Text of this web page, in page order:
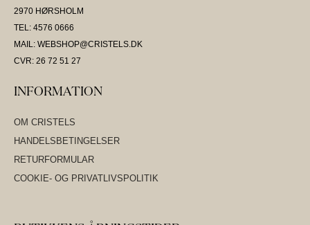
2970 HØRSHOLM
TEL: 4576 0666
MAIL: WEBSHOP@CRISTELS.DK
CVR: 26 72 51 27
INFORMATION
OM CRISTELS
HANDELSBETINGELSER
RETURFORMULAR
COOKIE- OG PRIVATLIVSPOLITIK